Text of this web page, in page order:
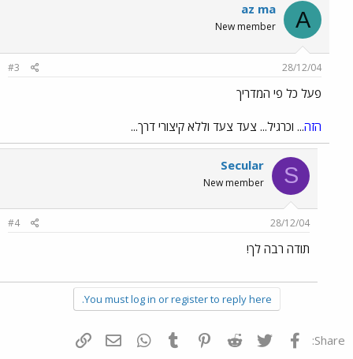
A
az ma
New member
28/12/04
#3
פעל כל פי המדריך
הזה... וכרגיל... צעד צעד וללא קיצורי דרך...
S
Secular
New member
28/12/04
#4
תודה רבה לך!
You must log in or register to reply here.
Share: פייסבוק Twitter
Reddit
Pinterest
Tumblr
WhatsAppדואר אלקטרוני